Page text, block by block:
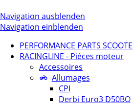
Navigation ausblenden
Navigation einblenden
PERFORMANCE PARTS
RACINGLINE - Pièces moteur
Accessoires
Allumages
CPI
Derbi Euro3 D50BO